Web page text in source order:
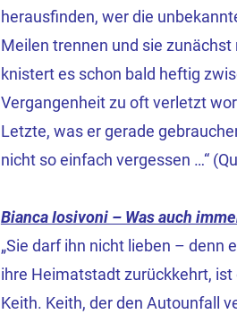
herausfinden, wer die
Meilen trennen und sie
knistert es schon bald heftig
Vergangenheit zu oft verletzt
Letzte, was er gerade
nicht so einfach vergessen …“
Bianca Iosivoni – Was auch
„Sie darf ihn nicht lieben – denn
ihre Heimatstadt zurückkehrt,
Keith. Keith, der den Autounfall